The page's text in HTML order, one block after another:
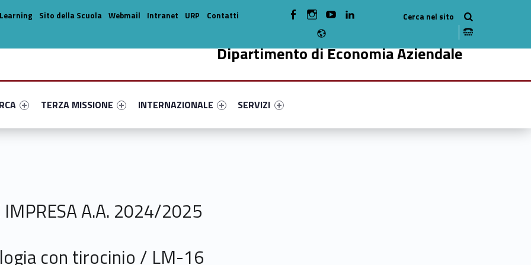
Dipartimento di Economia Aziendale
primary-7999-14
#link-menu-primary-48312-33
Link identifier #link-menu-primary-77906-44
TERZA MISSIONE
Link identifier #link-menu-primary-12042-49
INTERNAZIONALE
Link identifier #link-menu-primary-19737-59
SERVIZI
Sito della Scuola Webmail Intranet URP
Contatti
WebMan on Facebook
WebMan on Instagram
WebMan on Youtube
A.A. 2024/2025
con tirocinio / LM-16